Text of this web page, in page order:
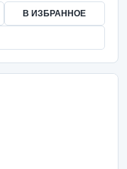
В ИЗБРАННОЕ